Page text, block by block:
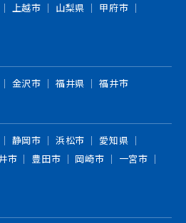
上越市 山梨県
甲府市
金沢市 福井県 福井市
静岡市 浜松市
愛知県
市 豊田市 岡崎市
一宮市